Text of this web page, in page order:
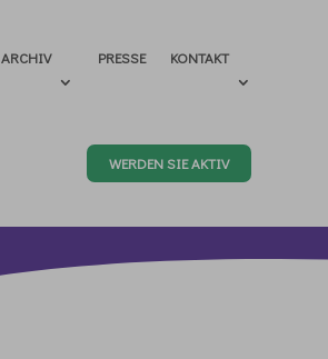
ARCHIV PRESSE KONTAKT
WERDEN SIE AKTIV